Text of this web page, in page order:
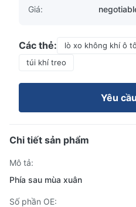
Giá:
Các thẻ: lò xo không khí ô tô
túi khí treo
Yêu
Chi tiết sản phẩm
Mô tả:
Phía sau mùa xuân
Số phần OE: